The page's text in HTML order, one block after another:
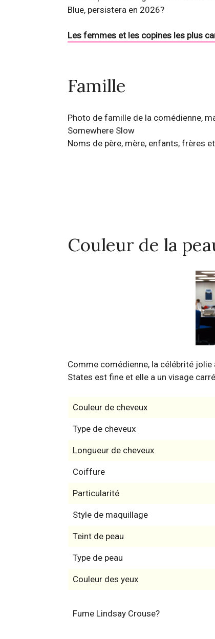
Blue, persistera en 2026?
Les femmes et les copines les plus
Famille
Photo de famille de la comédienne,
Somewhere Slow
Noms de père, mère, enfants, frères
Couleur de la
Comme comédienne, la célébrité jolie
States est fine et elle a un visage carré
Couleur de cheveux
Type de cheveux
Longueur de cheveux
Coiffure
Particularité
Style de maquillage
Teint de peau
Type de peau
Couleur des yeux
Fume Lindsay Crouse?